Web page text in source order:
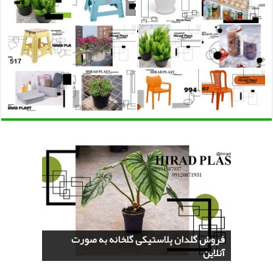
خرید سرویس جهیزیه پلاستیکی هوم کت +
عکس و مشخصات
فروش گلدان پلاستیکی گلخانه به صورت
آنلاین
قیمت یخدان پلاستیکی 40 لیتری کلمن
صندوقی + مشاوره رایگان
سایت پلاسکو حراجی (Price List) + پاسخ به
سوالات متداول
بازار عمده فروشی فایل کشویی ناصر پلاستیک
+ جدیدترین مدل